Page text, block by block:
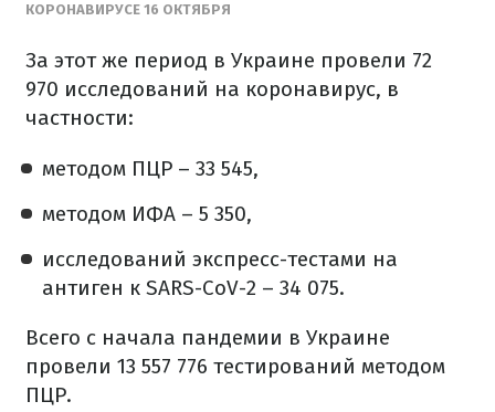
КОРОНАВИРУСЕ 16 ОКТЯБРЯ
За этот же период в Украине провели 72
970 исследований на коронавирус, в
частности:
методом ПЦР – 33 545,
методом ИФА – 5 350,
исследований экспресс-тестами на
антиген к SARS-CoV-2 – 34 075.
Всего с начала пандемии в Украине
провели 13 557 776 тестирований методом
ПЦР.